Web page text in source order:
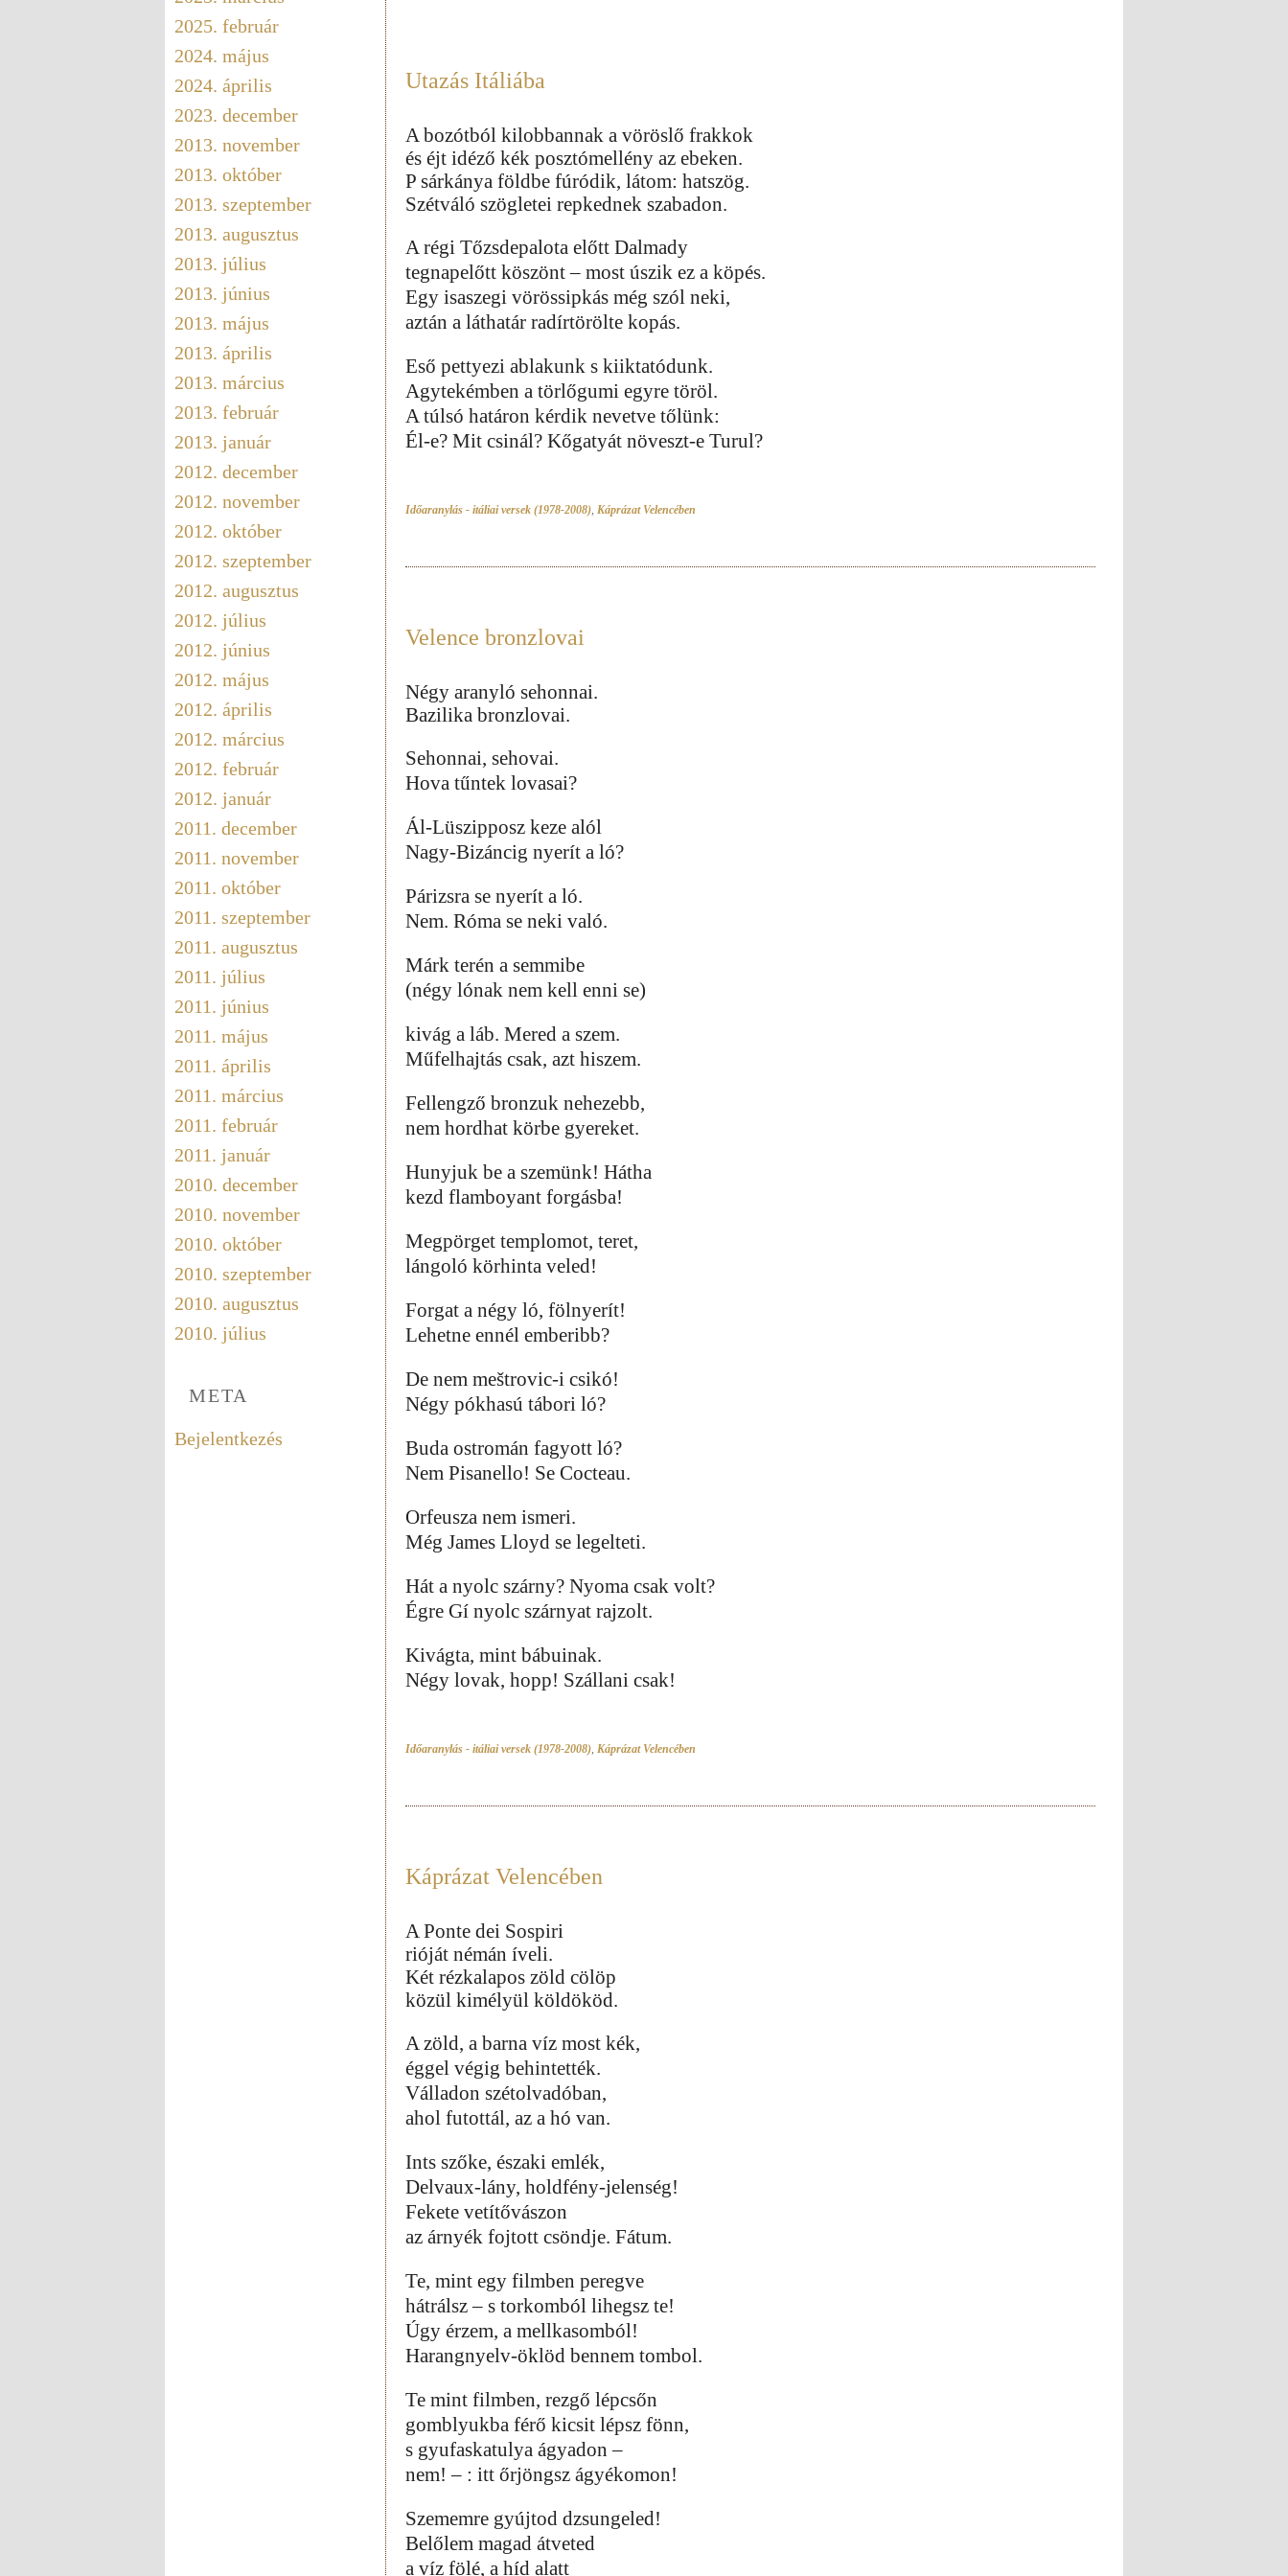
Utazás Itáliába
A bozótból kilobbannak a vöröslő frakkok
és éjt idéző kék posztómellény az ebeken.
P sárkánya földbe fúródik, látom: hatszög.
Szétváló szögletei repkednek szabadon.
A régi Tőzsdepalota előtt Dalmady
tegnapelőtt köszönt – most úszik ez a köpés.
Egy isaszegi vörössipkás még szól neki,
aztán a láthatár radírtörölte kopás.
Eső pettyezi ablakunk s kiiktatódunk.
Agytekémben a törlőgumi egyre töröl.
A túlsó határon kérdik nevetve tőlünk:
Él-e? Mit csinál? Kőgatyát növeszt-e Turul?
Időaranylás - itáliai versek (1978-2008), Káprázat Velencében
Velence bronzlovai
Négy aranyló sehonnai.
Bazilika bronzlovai.
Sehonnai, sehovai.
Hova tűntek lovasai?
Ál-Lüszipposz keze alól
Nagy-Bizáncig nyerít a ló?
Párizsra se nyerít a ló.
Nem. Róma se neki való.
Márk terén a semmibe
(négy lónak nem kell enni se)
kivág a láb. Mered a szem.
Műfelhajtás csak, azt hiszem.
Fellengző bronzuk nehezebb,
nem hordhat körbe gyereket.
Hunyjuk be a szemünk! Hátha
kezd flamboyant forgásba!
Megpörget templomot, teret,
lángoló körhinta veled!
Forgat a négy ló, fölnyerít!
Lehetne ennél emberibb?
De nem meštrovic-i csikó!
Négy pókhasú tábori ló?
Buda ostromán fagyott ló?
Nem Pisanello! Se Cocteau.
Orfeusza nem ismeri.
Még James Lloyd se legelteti.
Hát a nyolc szárny? Nyoma csak volt?
Égre Gí nyolc szárnyat rajzolt.
Kivágta, mint bábuinak.
Négy lovak, hopp! Szállani csak!
Időaranylás - itáliai versek (1978-2008), Káprázat Velencében
Káprázat Velencében
A Ponte dei Sospiri
rióját némán íveli.
Két rézkalapos zöld cölöp
közül kimélyül köldököd.
A zöld, a barna víz most kék,
éggel végig behintették.
Válladon szétolvadóban,
ahol futottál, az a hó van.
Ints szőke, északi emlék,
Delvaux-lány, holdfény-jelenség!
Fekete vetítővászon
az árnyék fojtott csöndje. Fátum.
Te, mint egy filmben peregve
hátrálsz – s torkomból lihegsz te!
Úgy érzem, a mellkasomból!
Harangnyelv-öklöd bennem tombol.
Te mint filmben, rezgő lépcsőn
gomblyukba férő kicsit lépsz fönn,
s gyufaskatulya ágyadon –
nem! – : itt őrjöngsz ágyékomon!
Szememre gyújtod dzsungeled!
Belőlem magad átveted
a víz fölé, a híd alatt
2025. február
2024. május
2024. április
2023. december
2013. november
2013. október
2013. szeptember
2013. augusztus
2013. július
2013. június
2013. május
2013. április
2013. március
2013. február
2013. január
2012. december
2012. november
2012. október
2012. szeptember
2012. augusztus
2012. július
2012. június
2012. május
2012. április
2012. március
2012. február
2012. január
2011. december
2011. november
2011. október
2011. szeptember
2011. augusztus
2011. július
2011. június
2011. május
2011. április
2011. március
2011. február
2011. január
2010. december
2010. november
2010. október
2010. szeptember
2010. augusztus
2010. július
META
Bejelentkezés